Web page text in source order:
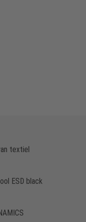
textiel
ESD black